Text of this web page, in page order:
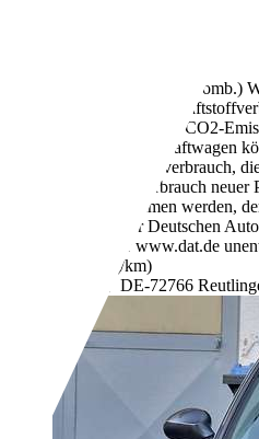
5,1 l/100 km (komb.)
offiziellen
spezifischen CO2-
Personenkraftwagen
Kraftstoffverbrauch,
Stromverbrauch
entnommen werden,
bei der Deutschen
unter www.dat.de
- (g/km)
DE-72766